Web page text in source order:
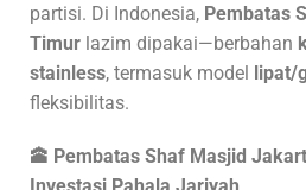
partisi. Di Indonesia, Pembatas
Timur lazim dipakai—berbahan
stainless, termasuk model lipat/
fleksibilitas.
🕋 Pembatas Shaf Masjid